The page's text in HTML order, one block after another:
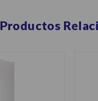
Productos